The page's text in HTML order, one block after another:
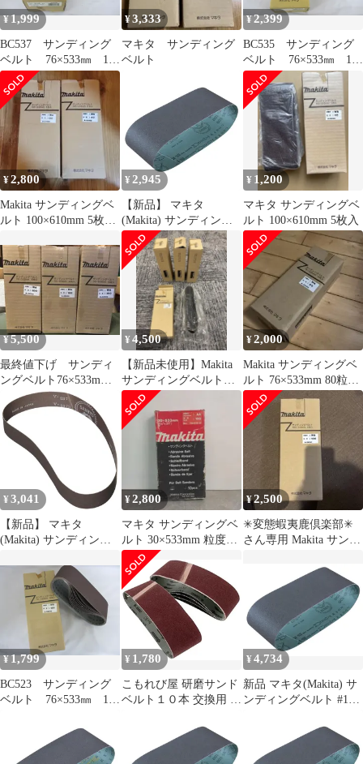
¥1,999
BC537 サンディング
ベルト 76×533㎜ 10
枚入り 研磨 木工
用 粒度60 A-32487
¥3,333
マキタ サンディング
ベルト
¥2,399
BC535 サンディング
ベルト 76×533㎜ 10
枚入り 研磨 木工
用 粒度40 A-32471
¥2,800
Makita サンディングベ
ルト 100×610mm 5枚2
¥ 2,945
【新品】 マキタ
(Makita) サンディング
ベルト #240
100×610mm 木工用 (5枚
入) A-24228 0
¥ 1,200
マキタ サンディングベ
ルト 100×610mm 5枚入
¥5,500
最終値下げ サンディ
ングベルト76×533mm
10枚入り 100番【3セ
ット】
¥4,500
【新品未使用】Makita
サンディングベルト
100×610mm 4箱セット
¥2,000
Makita サンディングベ
ルト 76×533mm 80粒度
10枚入
¥ 3,041
【新品】 マキタ
(Makita) サンディング
鉄工用 (10枚入) A-
51982 0
¥2,800
マキタ サンディングベ
ルト 30×533mm 粒度
100 純正
¥2,500
✳︎変態蝦夷鹿倶楽部✳︎
さん専用 Makita サンデ
¥1,799
BC523 サンディング
ベルト 76×533㎜ 10
用 粒度180 A-32530
¥ 1,780
こもれび屋 研磨サンド
ベルト１０本 交換用 サ
ング DIY 工具 道具 ツ
ールDIY-02 75 x 533mm
120 (#120)
¥4,734
新品 マキタ(Makita) サ
ンディングベルト #120